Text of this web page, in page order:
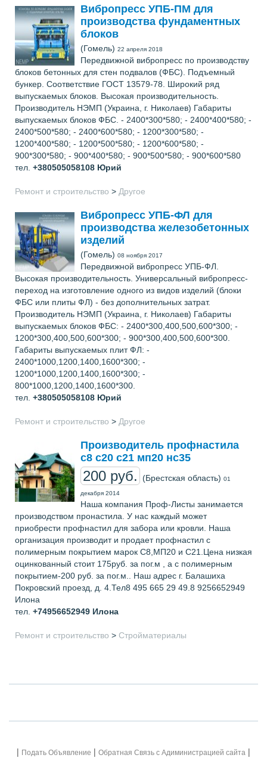
Вибропресс УПБ-ПМ для
производства фундаментных
блоков
(Гомель) 22 апреля 2018
Передвижной вибропресс по производству
блоков бетонных для стен подвалов (ФБС). Подъемный
бункер. Соответствие ГОСТ 13579-78. Широкий ряд
выпускаемых блоков. Высокая производительность.
Производитель НЭМП (Украина, г. Николаев) Габариты
выпускаемых блоков ФБС. - 2400*300*580; - 2400*400*580; -
2400*500*580; - 2400*600*580; - 1200*300*580; -
1200*400*580; - 1200*500*580; - 1200*600*580; -
900*300*580; - 900*400*580; - 900*500*580; - 900*600*580
тел. +380505058108 Юрий
Ремонт и строительство > Другое
Вибропресс УПБ-ФЛ для
производства железобетонных
изделий
(Гомель) 08 ноября 2017
Передвижной вибропресс УПБ-ФЛ.
Высокая производительность. Универсальный вибропресс-
переход на изготовление одного из видов изделий (блоки
ФБС или плиты ФЛ) - без дополнительных затрат.
Производитель НЭМП (Украина, г. Николаев) Габариты
выпускаемых блоков ФБС: - 2400*300,400,500,600*300; -
1200*300,400,500,600*300; - 900*300,400,500,600*300.
Габариты выпускаемых плит ФЛ: -
2400*1000,1200,1400,1600*300; -
1200*1000,1200,1400,1600*300; -
800*1000,1200,1400,1600*300.
тел. +380505058108 Юрий
Ремонт и строительство > Другое
Производитель профнастила
с8 с20 с21 мп20 нс35
200 руб. (Брестская область) 01
декабря 2014
Наша компания Проф-Листы занимается
производством пронастила. У нас каждый может
приобрести профнастил для забора или кровли. Наша
организация производит и продает профнастил с
полимерным покрытием марок С8,МП20 и С21.Цена низкая
оцинкованный стоит 175руб. за пог.м , а с полимерным
покрытием-200 руб. за пог.м.. Наш адрес г. Балашиха
Покровский проезд, д. 4.Тел8 495 665 29 49.8 9256652949
Илона
тел. +74956652949 Илона
Ремонт и строительство > Стройматериалы
| Подать Объявление | Обратная Связь с Адиминистрацией сайта |